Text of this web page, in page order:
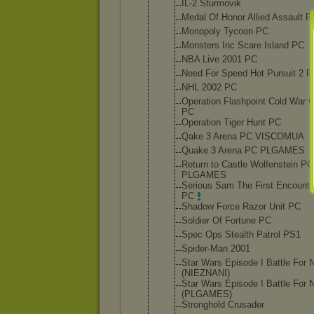
IL-2 Sturmovik
Medal Of Honor Allied Assault PC
Monopoly Tycoon PC
Monsters Inc Scare Island PC
NBA Live 2001 PC
Need For Speed Hot Pursuit 2 PC
NHL 2002 PC
Operation Flashpoint Cold War
PC
Operation Tiger Hunt PC
Qake 3 Arena PC VISCOMUA
Quake 3 Arena PC PLGAMES
Return to Castle Wolfenstein PC
PLGAMES
Serious Sam The First
PC
Shadow Force Razor Unit PC
Soldier Of Fortune PC
Spec Ops Stealth Patrol PS1
Spider-Man 2001
Star Wars Episode I Battle For
(NIEZNANI)
Star Wars Episode I Battle For
(PLGAMES)
Stronghold Crusader